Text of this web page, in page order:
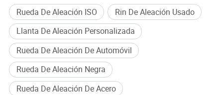
Rueda De Aleación ISO
Rin De Aleación Usado
Llanta De Aleación Personalizada
Rueda De Aleación De Automóvil
Rueda De Aleación Negra
Rueda De Aleación De Acero